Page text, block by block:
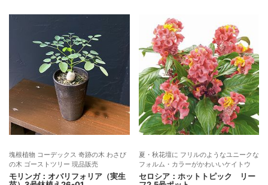
塊根植物 コーデックス 奇跡の木 わさび
の木 ゴーストツリー 現品販売
モリンガ：オバリフォリア（実生
夏・秋花壇に フリルのようなユニークな
フォルム・カラーがかわいいケイトウ
セロシア：ホットトピック リー